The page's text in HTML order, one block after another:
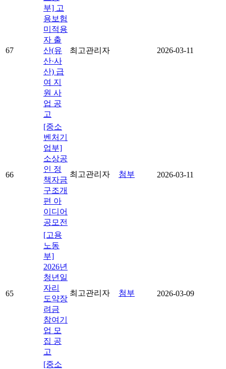
67
부] 고
용보험
미적용
자 출
산(유
산·사
산) 급
여 지
원 사
업 공
고
최고관리자 2026-03-11
66
[중소
벤처기
업부]
소상공
인 정
책자금
구조개
편 아
이디어
공모전
최고관리자 첨부 2026-03-11
65
[고용
노동
부]
2026년
청년일
자리
도약장
려금
참여기
업 모
집 공
고
최고관리자 첨부 2026-03-09
[중소